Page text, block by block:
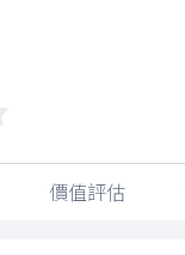
價值評估